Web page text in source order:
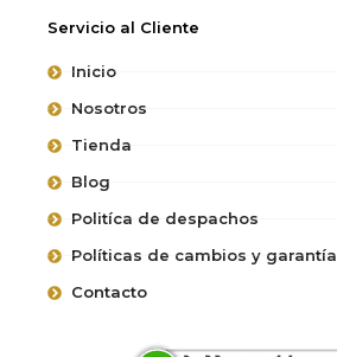
Servicio al Cliente
Inicio
Nosotros
Tienda
Blog
Politíca de despachos
Políticas de cambios y garantía
Contacto